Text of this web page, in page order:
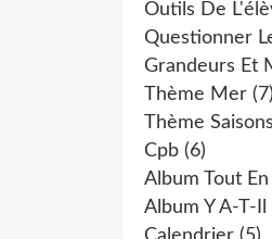
Outils De
Questionner
Grandeurs Et
Thème Mer (7)
Thème Saisons
Cpb (6)
Album Tout
Album Y A-T-